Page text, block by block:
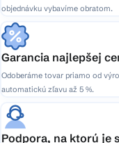
objednávku vybavíme obratom.
Garancia najlepšej
Odoberáme tovar priamo od
automatickú zľavu až 5 %.
Podpora, na ktorú je